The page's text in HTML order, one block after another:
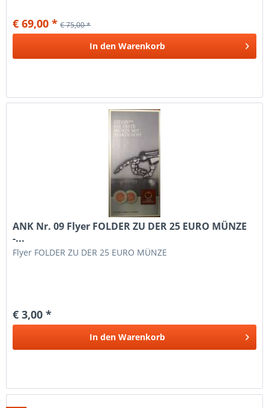
€ 69,00 * € 75,00 *
In den Warenkorb
ANK Nr. 09 Flyer FOLDER ZU DER 25 EURO MÜNZE
-...
Flyer FOLDER ZU DER 25 EURO MÜNZE
€ 3,00 *
In den Warenkorb